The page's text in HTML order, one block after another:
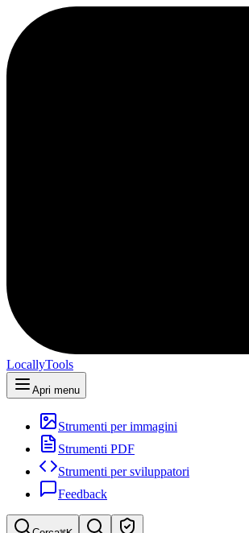
LocallyTools
Apri menu
Strumenti per immagini
Strumenti PDF
Strumenti per sviluppatori
Feedback